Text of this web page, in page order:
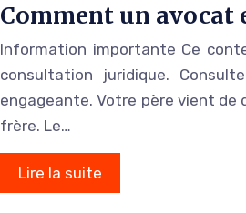
Comment un avocat
Information importante Ce
consultation juridique.
engageante. Votre père vient de
frère. Le…
Lire la suite